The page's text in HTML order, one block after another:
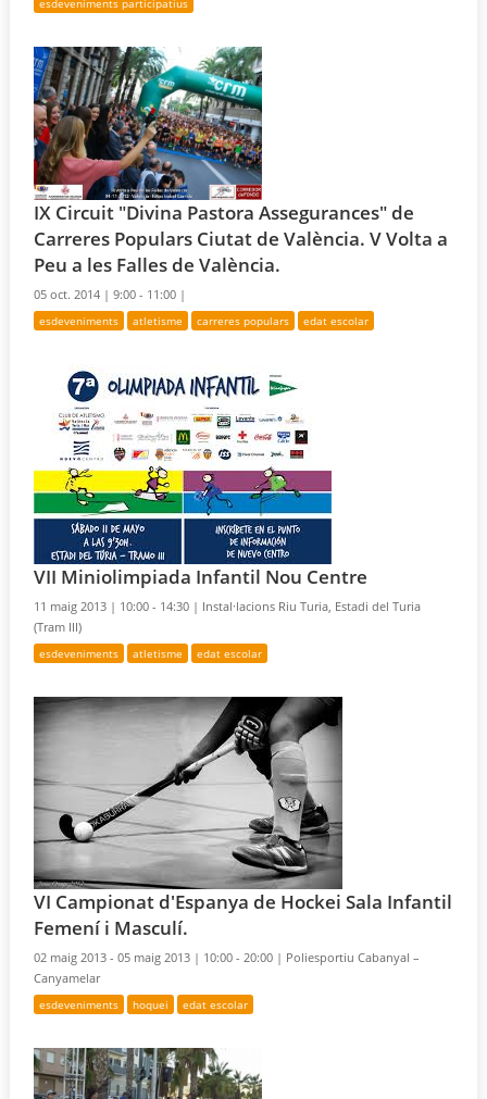
IX Circuit "Divina Pastora Assegurances" de
Carreres Populars Ciutat de València. V Volta a
Peu a les Falles de València.
05 oct. 2014 |9:00 - 11:00 |
esdeveniments atletisme carreres populars edat escolar
VII Miniolimpiada Infantil Nou Centre
11 maig 2013 | 10:00 - 14:30 | Instal·lacions Riu Turia, Estadi del Turia
(Tram III)
esdeveniments atletisme edat escolar
VI Campionat d'Espanya de Hockei Sala Infantil
Femení i Masculí.
02 maig 2013 - 05 maig 2013 | 10:00 - 20:00 | Poliesportiu Cabanyal –
Canyamelar
esdeveniments hoquei edat escolar